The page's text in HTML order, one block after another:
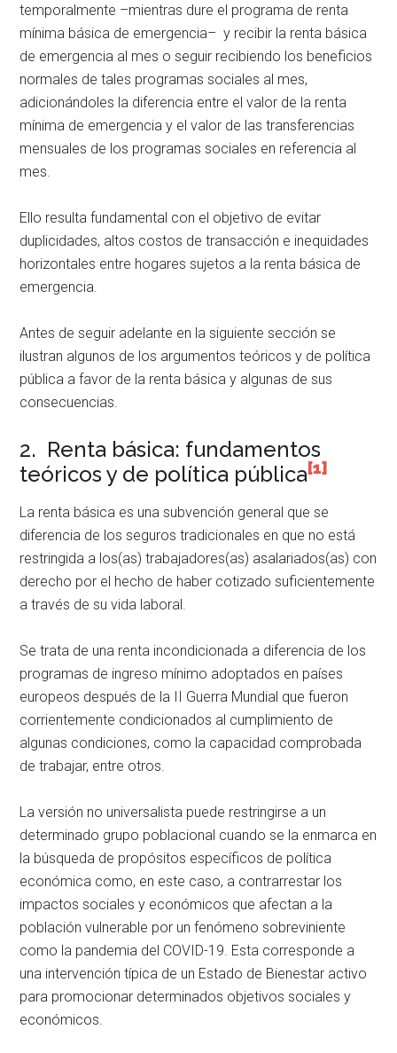
temporalmente –mientras dure el programa de renta
mínima básica de emergencia– y recibir la renta básica
de emergencia al mes o seguir recibiendo los beneficios
normales de tales programas sociales al mes,
adicionándoles la diferencia entre el valor de la renta
mínima de emergencia y el valor de las transferencias
mensuales de los programas sociales en referencia al
mes.
Ello resulta fundamental con el objetivo de evitar
duplicidades, altos costos de transacción e inequidades
horizontales entre hogares sujetos a la renta básica de
emergencia.
Antes de seguir adelante en la siguiente sección se
ilustran algunos de los argumentos teóricos y de política
pública a favor de la renta básica y algunas de sus
consecuencias.
2. Renta básica: fundamentos
teóricos y de política pública[1]
La renta básica es una subvención general que se
diferencia de los seguros tradicionales en que no está
restringida a los(as) trabajadores(as) asalariados(as) con
derecho por el hecho de haber cotizado suficientemente
a través de su vida laboral.
Se trata de una renta incondicionada a diferencia de los
programas de ingreso mínimo adoptados en países
europeos después de la II Guerra Mundial que fueron
corrientemente condicionados al cumplimiento de
algunas condiciones, como la capacidad comprobada
de trabajar, entre otros.
La versión no universalista puede restringirse a un
determinado grupo poblacional cuando se la enmarca en
la búsqueda de propósitos específicos de política
económica como, en este caso, a contrarrestar los
impactos sociales y económicos que afectan a la
población vulnerable por un fenómeno sobreviniente
como la pandemia del COVID-19. Esta corresponde a
una intervención típica de un Estado de Bienestar activo
para promocionar determinados objetivos sociales y
económicos.